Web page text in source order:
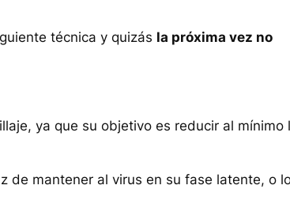
técnica y quizás la próxima vez no
ya que su objetivo es reducir al mínimo
de mantener al virus en su fase latente, o